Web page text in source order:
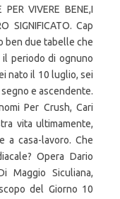
PER VIVERE BENE,I
SIGNIFICATO. Cap
ben due tabelle che
periodo di ognuno
nato il 10 luglio, sei
e ascendente.
Per Crush, Cari
vita ultimamente,
a casa-lavoro. Che
Opera Dario
Maggio Siculiana,
del Giorno 10